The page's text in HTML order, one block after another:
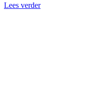
Lees verder